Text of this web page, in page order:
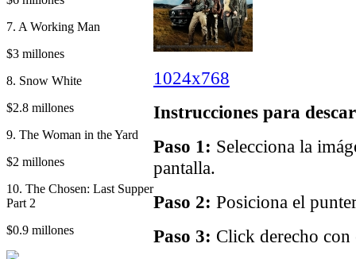
7. A Working Man
$3 millones
8. Snow White
$2.8 millones
9. The Woman in the Yard
$2 millones
10. The Chosen: Last Supper
Part 2
$0.9 millones
1024x768
Instrucciones para
Paso 1: Selecciona la
pantalla.
Paso 2: Posiciona el
Paso 3: Click derecho con